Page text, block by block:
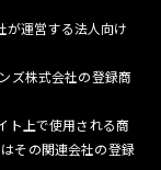
が運営する法人向け
ズ株式会社の登録商
ト上で使用される商
その関連会社の登録